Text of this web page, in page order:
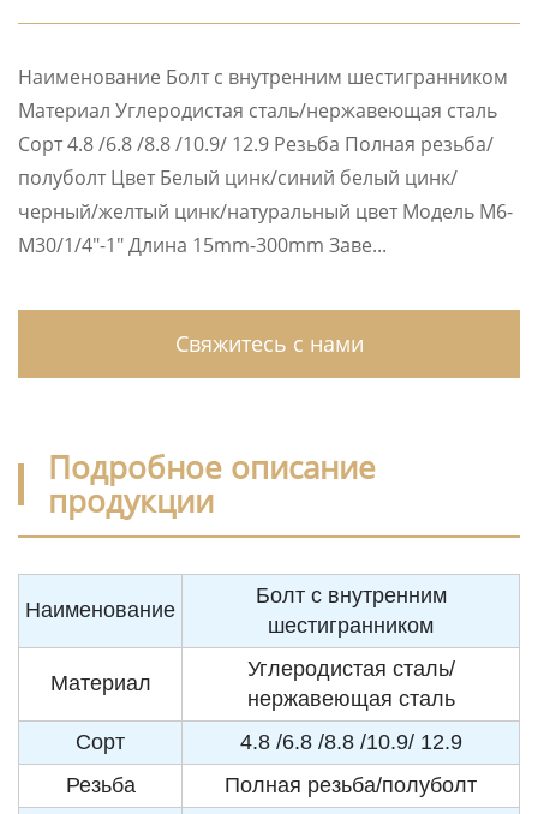
Наименование Болт с внутренним шестигранником
Материал Углеродистая сталь/нержавеющая сталь
Сорт 4.8 /6.8 /8.8 /10.9/ 12.9 Резьба Полная резьба/
полуболт Цвет Белый цинк/синий белый цинк/
черный/желтый цинк/натуральный цвет Модель M6-
M30/1/4″-1″ Длина 15mm-300mm Заве...
Свяжитесь с нами
Подробное описание
продукции
Наименование
Болт с внутренним
шестигранником
Материал
Углеродистая сталь/
нержавеющая сталь
Сорт
4.8 /6.8 /8.8 /10.9/ 12.9
Резьба
Полная резьба/полуболт